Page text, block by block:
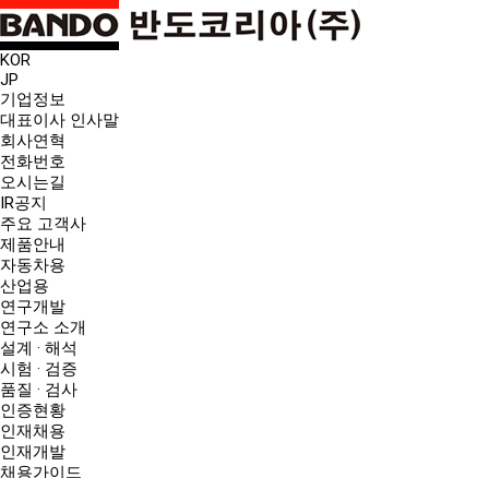
KOR
JP
기업정보
대표이사 인사말
회사연혁
전화번호
오시는길
IR공지
주요 고객사
제품안내
자동차용
산업용
연구개발
연구소 소개
설계 · 해석
시험 · 검증
품질 · 검사
인증현황
인재채용
인재개발
채용가이드